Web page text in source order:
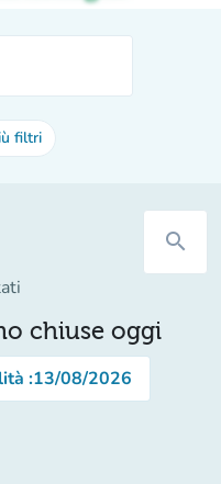
filtri
search
chiuse oggi
:13/08/2026